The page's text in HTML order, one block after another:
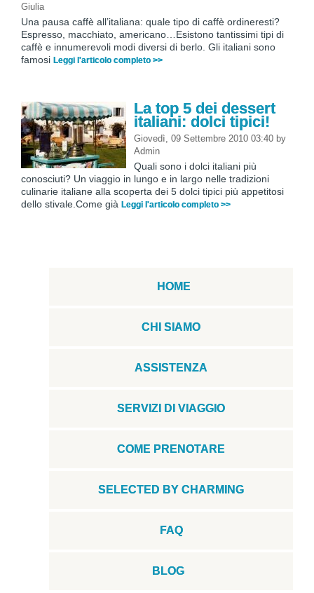
Giulia
Una pausa caffè all’italiana: quale tipo di caffè ordineresti?
Espresso, macchiato, americano…Esistono tantissimi tipi di
caffè e innumerevoli modi diversi di berlo. Gli italiani sono
famosi Leggi l'articolo completo >>
La top 5 dei dessert
italiani: dolci tipici!
Giovedì, 09 Settembre 2010 03:40 by
Admin
Quali sono i dolci italiani più
conosciuti? Un viaggio in lungo e in largo nelle tradizioni
culinarie italiane alla scoperta dei 5 dolci tipici più appetitosi
dello stivale.Come già Leggi l'articolo completo >>
HOME
CHI SIAMO
ASSISTENZA
SERVIZI DI VIAGGIO
COME PRENOTARE
SELECTED BY CHARMING
FAQ
BLOG